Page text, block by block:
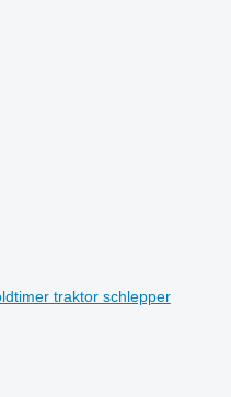
traktor schlepper